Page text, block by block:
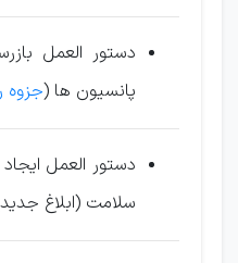
دستور العمل
پانسیون ها (جزوه
دستور العمل ایجاد
سلامت (ابلاغ جدی